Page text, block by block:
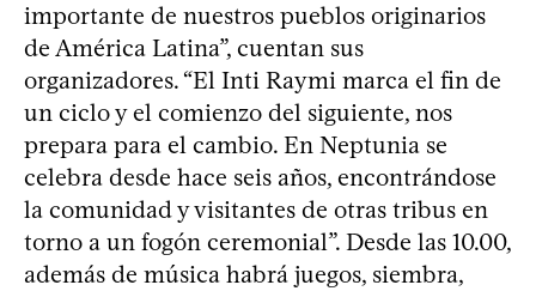
importante de nuestros pueblos originarios
de América Latina”, cuentan sus
organizadores. “El Inti Raymi marca el fin de
un ciclo y el comienzo del siguiente, nos
prepara para el cambio. En Neptunia se
celebra desde hace seis años, encontrándose
la comunidad y visitantes de otras tribus en
torno a un fogón ceremonial”. Desde las 10.00,
además de música habrá juegos, siembra,